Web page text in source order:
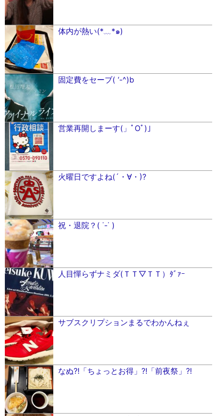
体内が熱い(*﹏*๑)
固定費をセーブ( ‘-^)b
営業再開しまーす(」ﾟOﾟ)」
火曜日ですよね(´・∀・)?
祝・退院？( ˙-˙ )
人目憚らずナミダ(ＴＴ▽ＴＴ）ﾀﾞｧｰ
サブスクリプションまるでわかんねぇ
なぬ?!「ちょっとお得」?!「前夜祭」?!